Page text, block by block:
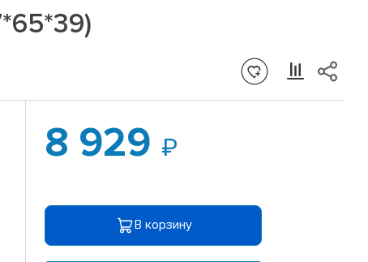
8 929
В корзину